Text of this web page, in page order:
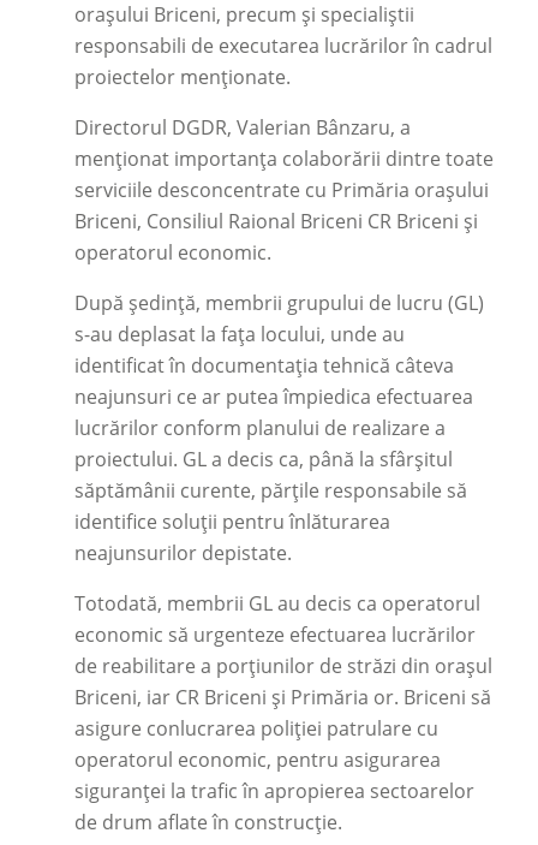
orașului Briceni, precum și specialiștii
responsabili de executarea lucrărilor în cadrul
proiectelor menționate.
Directorul DGDR, Valerian Bânzaru, a
menționat importanța colaborării dintre toate
serviciile desconcentrate cu Primăria orașului
Briceni, Consiliul Raional Briceni CR Briceni și
operatorul economic.
După ședință, membrii grupului de lucru (GL)
s-au deplasat la fața locului, unde au
identificat în documentația tehnică câteva
neajunsuri ce ar putea împiedica efectuarea
lucrărilor conform planului de realizare a
proiectului. GL a decis ca, până la sfârșitul
săptămânii curente, părțile responsabile să
identifice soluții pentru înlăturarea
neajunsurilor depistate.
Totodată, membrii GL au decis ca operatorul
economic să urgenteze efectuarea lucrărilor
de reabilitare a porțiunilor de străzi din orașul
Briceni, iar CR Briceni și Primăria or. Briceni să
asigure conlucrarea poliției patrulare cu
operatorul economic, pentru asigurarea
siguranței la trafic în apropierea sectoarelor
de drum aflate în construcție.